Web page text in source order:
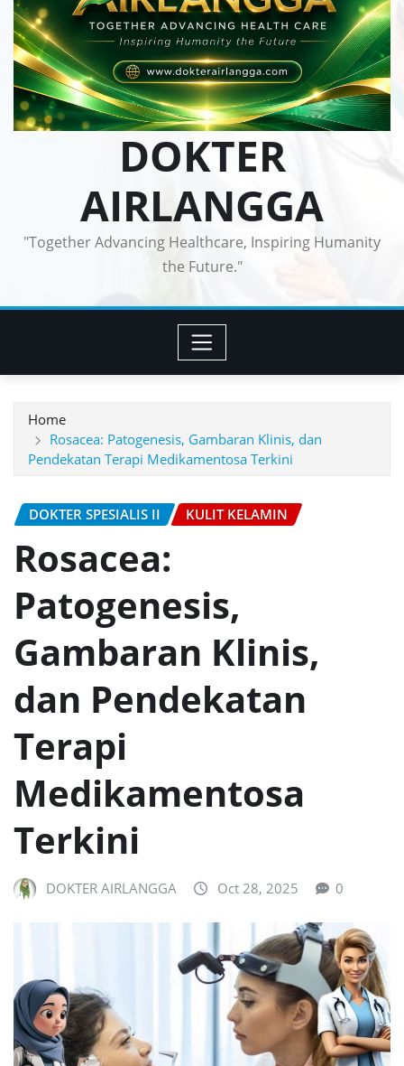
DOKTER
AIRLANGGA
"Together Advancing Healthcare, Inspiring Humanity
the Future."
Home
Rosacea: Patogenesis, Gambaran Klinis, dan
Pendekatan Terapi Medikamentosa Terkini
DOKTER SPESIALIS II KULIT KELAMIN
Rosacea:
Patogenesis,
Gambaran Klinis,
dan Pendekatan
Terapi
Medikamentosa
Terkini
DOKTER AIRLANGGA Oct 28, 2025 0